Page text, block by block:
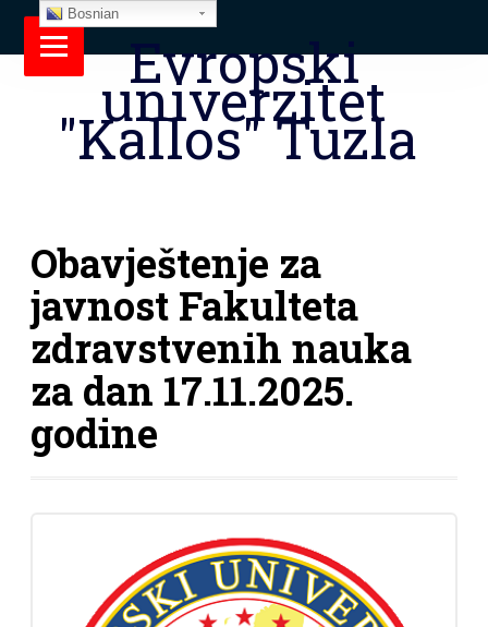
Evropski
univerzitet
"Kallos" Tuzla
Obavještenje za
javnost Fakulteta
zdravstvenih nauka
za dan 17.11.2025.
godine
Bosnian